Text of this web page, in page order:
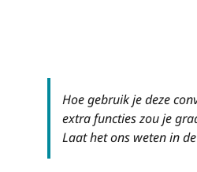
Hoe gebruik je deze
extra functies zou je
Laat het ons weten in